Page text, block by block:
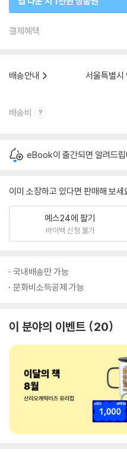
결제혜택
배송안내
서울특별시
배송비
eBook이 출간되면 알려드립
이미 소장하고 있다면 판매해 보세
예스24에 팔기
바이백 신청 불가
국내배송만 가능
문화비소득공제 가능
이 분야의 이벤트 20